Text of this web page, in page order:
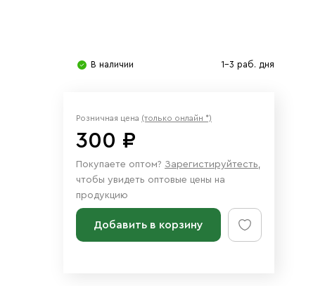
В наличии 1-3 раб. дня
Розничная цена (только онлайн *)
300 ₽
Покупаете оптом? Зарегистируйтесть,
чтобы увидеть оптовые цены на
продукцию
Добавить в корзину